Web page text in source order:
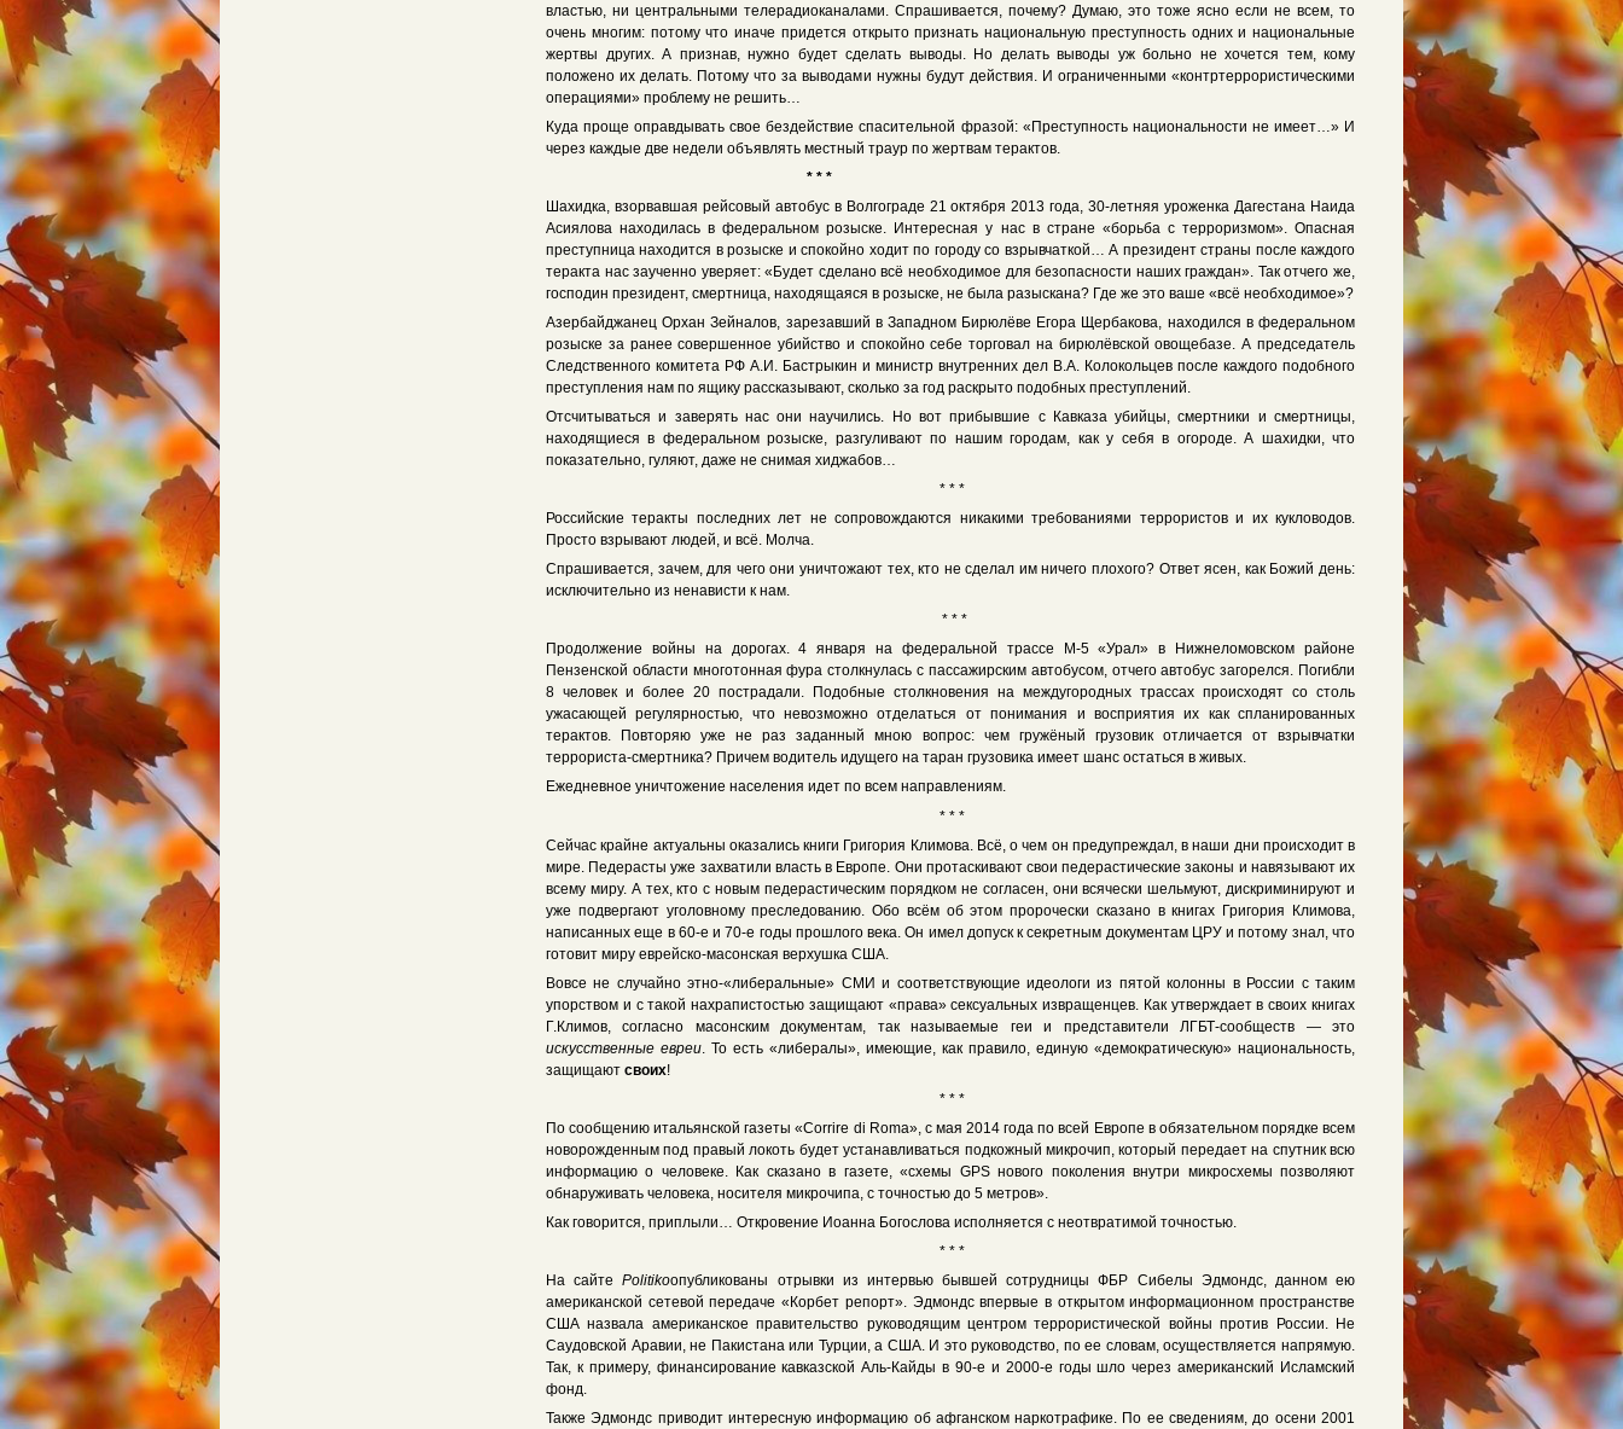
властью, ни центральными телерадиоканалами. Спрашивается, почему? Думаю, это тоже ясно если не всем, то
очень многим: потому что иначе придется открыто признать национальную преступность одних и национальные
жертвы других. А признав, нужно будет сделать выводы. Но делать выводы уж больно не хочется тем, кому
положено их делать. Потому что за выводами нужны будут действия. И ограниченными «контртеррористическими
операциями» проблему не решить…
Куда проще оправдывать свое бездействие спасительной фразой: «Преступность национальности не имеет…» И
через каждые две недели объявлять местный траур по жертвам терактов.
* * *
Шахидка, взорвавшая рейсовый автобус в Волгограде 21 октября 2013 года, 30-летняя уроженка Дагестана Наида
Асиялова находилась в федеральном розыске. Интересная у нас в стране «борьба с терроризмом». Опасная
преступница находится в розыске и спокойно ходит по городу со взрывчаткой… А президент страны после каждого
теракта нас заученно уверяет: «Будет сделано всё необходимое для безопасности наших граждан». Так отчего же,
господин президент, смертница, находящаяся в розыске, не была разыскана? Где же это ваше «всё необходимое»?
Азербайджанец Орхан Зейналов, зарезавший в Западном Бирюлёве Егора Щербакова, находился в федеральном
розыске за ранее совершенное убийство и спокойно себе торговал на бирюлёвской овощебазе. А председатель
Следственного комитета РФ А.И. Бастрыкин и министр внутренних дел В.А. Колокольцев после каждого подобного
преступления нам по ящику рассказывают, сколько за год раскрыто подобных преступлений.
Отсчитываться и заверять нас они научились. Но вот прибывшие с Кавказа убийцы, смертники и смертницы,
находящиеся в федеральном розыске, разгуливают по нашим городам, как у себя в огороде. А шахидки, что
показательно, гуляют, даже не снимая хиджабов…
* * *
Российские теракты последних лет не сопровождаются никакими требованиями террористов и их кукловодов.
Просто взрывают людей, и всё. Молча.
Спрашивается, зачем, для чего они уничтожают тех, кто не сделал им ничего плохого? Ответ ясен, как Божий день:
исключительно из ненависти к нам.
* * *
Продолжение войны на дорогах. 4 января на федеральной трассе М-5 «Урал» в Нижнеломовском районе
Пензенской области многотонная фура столкнулась с пассажирским автобусом, отчего автобус загорелся. Погибли
8 человек и более 20 пострадали. Подобные столкновения на междугородных трассах происходят со столь
ужасающей регулярностью, что невозможно отделаться от понимания и восприятия их как спланированных
терактов. Повторяю уже не раз заданный мною вопрос: чем гружёный грузовик отличается от взрывчатки
террориста-смертника? Причем водитель идущего на таран грузовика имеет шанс остаться в живых.
Ежедневное уничтожение населения идет по всем направлениям.
* * *
Сейчас крайне актуальны оказались книги Григория Климова. Всё, о чем он предупреждал, в наши дни происходит в
мире. Педерасты уже захватили власть в Европе. Они протаскивают свои педерастические законы и навязывают их
всему миру. А тех, кто с новым педерастическим порядком не согласен, они всячески шельмуют, дискриминируют и
уже подвергают уголовному преследованию. Обо всём об этом пророчески сказано в книгах Григория Климова,
написанных еще в 60-е и 70-е годы прошлого века. Он имел допуск к секретным документам ЦРУ и потому знал, что
готовит миру еврейско-масонская верхушка США.
Вовсе не случайно этно-«либеральные» СМИ и соответствующие идеологи из пятой колонны в России с таким
упорством и с такой нахрапистостью защищают «права» сексуальных извращенцев. Как утверждает в своих книгах
Г.Климов, согласно масонским документам, так называемые геи и представители ЛГБТ-сообществ — это
искусственные евреи . То есть «либералы», имеющие, как правило, единую «демократическую» национальность,
защищают своих!
* * *
По сообщению итальянской газеты «Corrire di Roma», с мая 2014 года по всей Европе в обязательном порядке всем
новорожденным под правый локоть будет устанавливаться подкожный микрочип, который передает на спутник всю
информацию о человеке. Как сказано в газете, «схемы GPS нового поколения внутри микросхемы позволяют
обнаруживать человека, носителя микрочипа, с точностью до 5 метров».
Как говорится, приплыли… Откровение Иоанна Богослова исполняется с неотвратимой точностью.
* * *
На сайтеPolitikoопубликованы отрывки из интервью бывшей сотрудницы ФБР Сибелы Эдмондс, данном ею
американской сетевой передаче «Корбет репорт». Эдмондс впервые в открытом информационном пространстве
США назвала американское правительство руководящим центром террористической войны против России. Не
Саудовской Аравии, не Пакистана или Турции, а США. И это руководство, по ее словам, осуществляется напрямую.
Так, к примеру, финансирование кавказской Аль-Кайды в 90-е и 2000-е годы шло через американский Исламский
фонд.
Также Эдмондс приводит интересную информацию об афганском наркотрафике. По ее сведениям, до осени 2001